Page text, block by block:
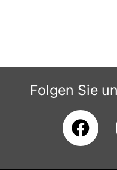
Folgen Sie
F
a
c